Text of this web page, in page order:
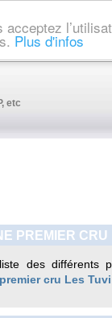
Plus d'infos
etc
PREMIER
des différents
cru Les